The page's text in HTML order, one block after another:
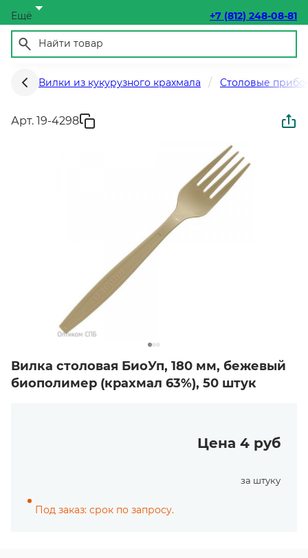
Ещё +7 (812) 248-08-81
Вилки из кукурузного крахмала Столовые
Арт. 19-4298
Вилка столовая БиоУп, 180 мм, бежевый
биополимер (крахмал 63%), 50 штук
Цена 4 руб
за штуку
Под заказ: срок по запросу.